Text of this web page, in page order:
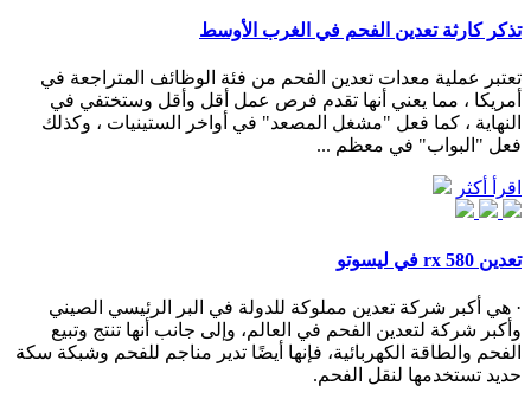
تذكر كارثة تعدين الفحم في الغرب الأوسط
تعتبر عملية معدات تعدين الفحم من فئة الوظائف المتراجعة في
أمريكا ، مما يعني أنها تقدم فرص عمل أقل وأقل وستختفي في
النهاية ، كما فعل "مشغل المصعد" في أواخر الستينيات ، وكذلك
فعل "البواب" في معظم ...
اقرأ أكثر
تعدين rx 580 في ليسوتو
· هي أكبر شركة تعدين مملوكة للدولة في البر الرئيسي الصيني
وأكبر شركة لتعدين الفحم في العالم، وإلى جانب أنها تنتج وتبيع
الفحم والطاقة الكهربائية، فإنها أيضًا تدير مناجم للفحم وشبكة سكة
حديد تستخدمها لنقل الفحم.